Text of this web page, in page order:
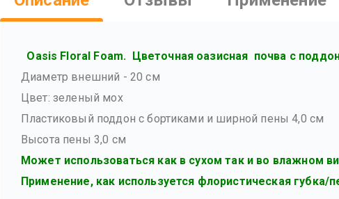
Oasis Floral Foam. Цветочная оазисная почва с
Диаметр внешний - 20 см
Цвет: зеленый мох
Пластиковый поддон с бортиками и ширной пены 4,0 см
Высота пены 3,0 см
Может использоваться как в сухом так и во влажном
Применение, как используется флористическая губка/